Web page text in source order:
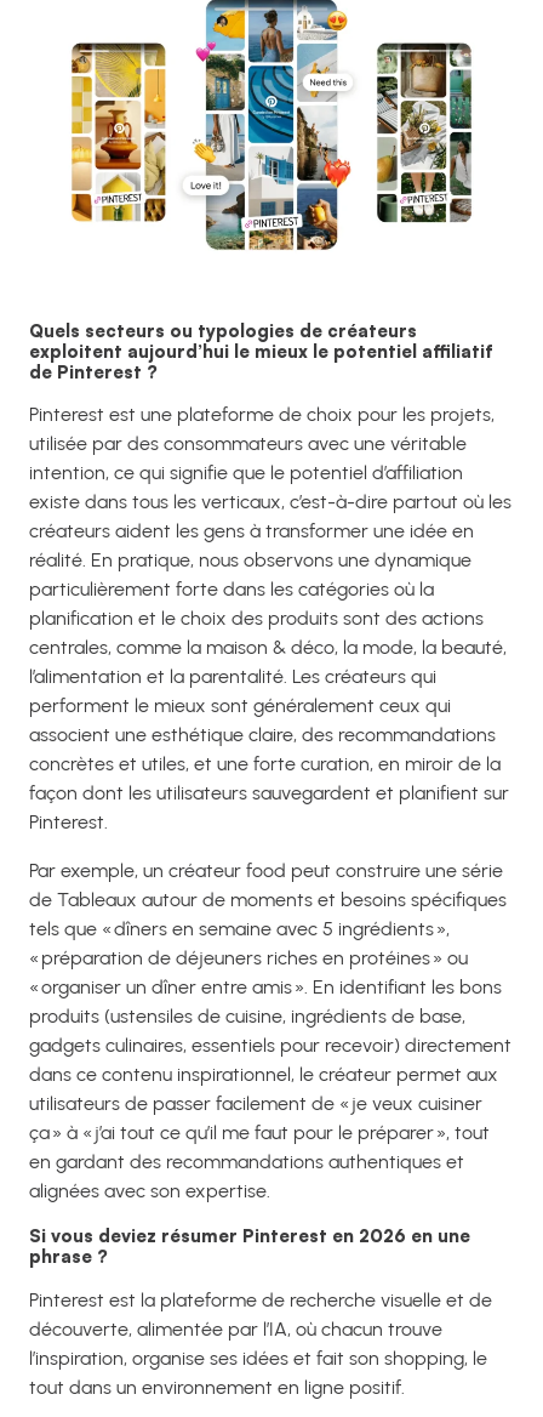
Quels secteurs ou typologies de créateurs
exploitent aujourd’hui le mieux le potentiel affiliatif
de Pinterest ?
Pinterest est une plateforme de choix pour les projets,
utilisée par des consommateurs avec une véritable
intention, ce qui signifie que le potentiel d’affiliation
existe dans tous les verticaux, c’est-à-dire partout où les
créateurs aident les gens à transformer une idée en
réalité. En pratique, nous observons une dynamique
particulièrement forte dans les catégories où la
planification et le choix des produits sont des actions
centrales, comme la maison & déco, la mode, la beauté,
l’alimentation et la parentalité. Les créateurs qui
performent le mieux sont généralement ceux qui
associent une esthétique claire, des recommandations
concrètes et utiles, et une forte curation, en miroir de la
façon dont les utilisateurs sauvegardent et planifient sur
Pinterest.
Par exemple, un créateur food peut construire une série
de Tableaux autour de moments et besoins spécifiques
tels que « dîners en semaine avec 5 ingrédients »,
« préparation de déjeuners riches en protéines » ou
« organiser un dîner entre amis ». En identifiant les bons
produits (ustensiles de cuisine, ingrédients de base,
gadgets culinaires, essentiels pour recevoir) directement
dans ce contenu inspirationnel, le créateur permet aux
utilisateurs de passer facilement de « je veux cuisiner
ça » à « j’ai tout ce qu’il me faut pour le préparer », tout
en gardant des recommandations authentiques et
alignées avec son expertise.
Si vous deviez résumer Pinterest en 2026 en une
phrase ?
Pinterest est la plateforme de recherche visuelle et de
découverte, alimentée par l’IA, où chacun trouve
l’inspiration, organise ses idées et fait son shopping, le
tout dans un environnement en ligne positif.